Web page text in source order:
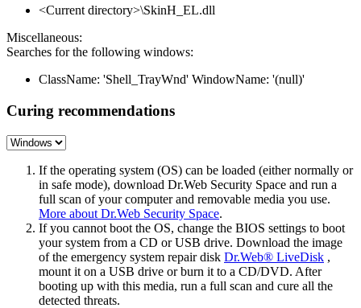
<Current directory>\SkinH_EL.dll
Miscellaneous:
Searches for the following windows:
ClassName: 'Shell_TrayWnd' WindowName: '(null)'
Curing recommendations
If the operating system (OS) can be loaded (either normally or
in safe mode), download Dr.Web Security Space and run a
full scan of your computer and removable media you use.
More about Dr.Web Security Space.
If you cannot boot the OS, change the BIOS settings to boot
your system from a CD or USB drive. Download the image
of the emergency system repair disk Dr.Web® LiveDisk ,
mount it on a USB drive or burn it to a CD/DVD. After
booting up with this media, run a full scan and cure all the
detected threats.